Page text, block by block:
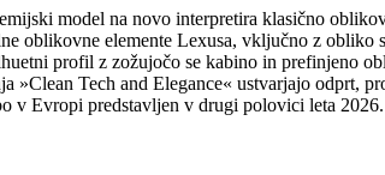
model na novo interpretira klasično
oblikovne elemente Lexusa, vključno z obliko
profil z zožujočo se kabino in prefinjeno
»Clean Tech and Elegance« ustvarjajo odprt,
v Evropi predstavljen v drugi polovici leta 2026.